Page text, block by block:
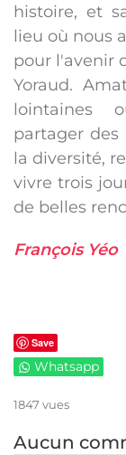
histoire, et
lieu où nous
pour l'avenir
Yoraud.
lointaines
partager
la diversité,
vivre trois
de belles
François Yéo
Save
Whatsapp
1847 vues
Aucun